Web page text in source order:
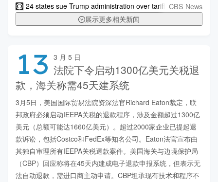
24 states sue Trump administration over tariffs imposed after
CBS News
展示更多相关新闻
13 3 月 5 日
法院下令启动1300亿美元关税退
款，海关称需45天建系统
3月5日，美国国际贸易法院资深法官Richard Eaton裁定，联
邦政府必须启动IEEPA关税的退款程序，涉及金额超过1300亿
美元（总额可能达1660亿美元）。超过2000家企业已提起退
款诉讼，包括Costco和FedEx等知名公司。Eaton法官宣布由
其独自审理所有IEEPA关税退款案件。美国海关与边境保护局
（CBP）回应称将在45天内建成电子退款申报系统，但表示无
法自动退款，需进口商主动申请。CBP坦承现有技术和程序不